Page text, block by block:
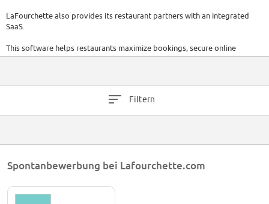
LaFourchette also provides its restaurant partners with an integrated
SaaS.
This software helps restaurants maximize bookings, secure online
bookings, compile customer records and ultimately reach their
operating in 12 countries (France, Spain, Switzerland, Belgium, Italy,
humble colleagues, ready to change an industry.
Filtern
Spontanbewerbung bei Lafourchette.com